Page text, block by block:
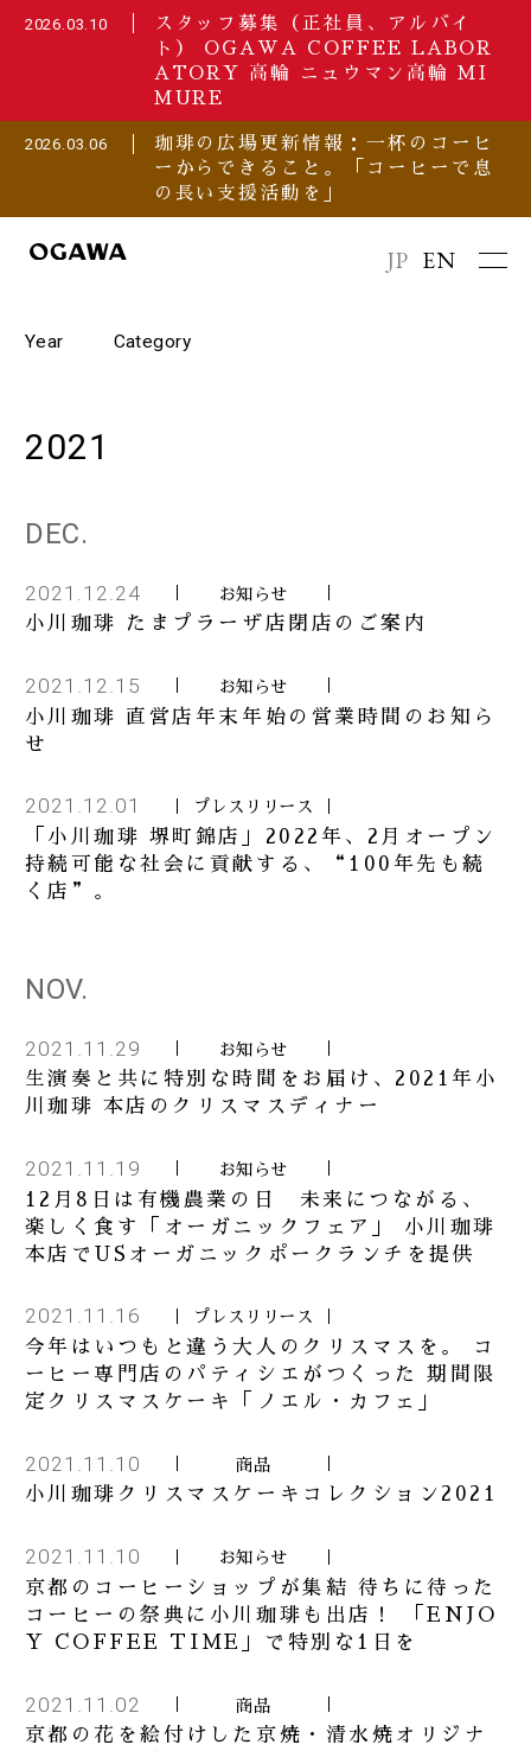
2026.03.10
スタッフ募集（正社員、アルバイ
ト） OGAWA COFFEE LABOR
ATORY 高輪 ニュウマン高輪 MI
MURE
2026.03.06
珈琲の広場更新情報：一杯のコーヒ
ーからできること。「コーヒーで息
の長い支援活動を」
JP EN
Year
2024
2023
2022
2021
Category
お知らせ
商品
重要なお知らせ
2021
DEC.
2021.12.24 お知らせ
小川珈琲 たまプラーザ店閉店のご案内
2021.12.15 お知らせ
小川珈琲 直営店年末年始の営業時間のお知ら
せ
2021.12.01 プレスリリース
「小川珈琲 堺町錦店」2022年、2月オープン
持続可能な社会に貢献する、“100年先も続
く店”。
NOV.
2021.11.29 お知らせ
生演奏と共に特別な時間をお届け、2021年小
川珈琲 本店のクリスマスディナー
2021.11.19 お知らせ
12月8日は有機農業の日 未来につながる、
楽しく食す「オーガニックフェア」 小川珈琲
本店でUSオーガニックポークランチを提供
2021.11.16 プレスリリース
今年はいつもと違う大人のクリスマスを。 コ
ーヒー専門店のパティシエがつくった 期間限
定クリスマスケーキ「ノエル・カフェ」
2021.11.10 商品
小川珈琲クリスマスケーキコレクション2021
2021.11.10 お知らせ
京都のコーヒーショップが集結 待ちに待った
コーヒーの祭典に小川珈琲も出店！ 「ENJO
Y COFFEE TIME」で特別な1日を
2021.11.02 商品
京都の花を絵付けした京焼・清水焼オリジナ